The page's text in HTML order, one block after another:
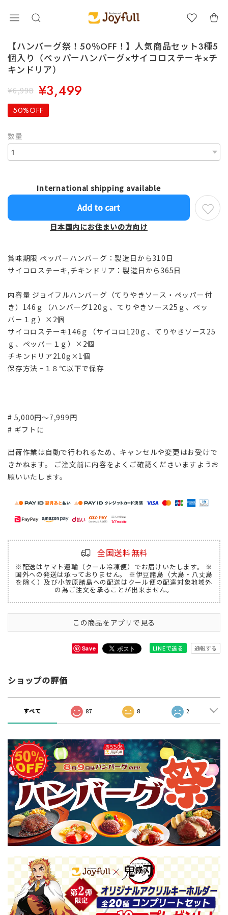
【ハンバーグ祭！50％OFF！】人気商品セット3種5
個入り（ペッパーハンバーグ×サイコロステーキ×チ
キンドリア）
¥6,998 ¥3,499
50%OFF
数量
International shipping available
Add to cart
日本国内にお住まいの方向け
賞味期限 ペッパーハンバーグ：製造日から310日
サイコロステーキ,チキンドリア：製造日から365日
内容量 ジョイフルハンバーグ（てりやきソース・ペッパー付
き）146ｇ（ハンバーグ120ｇ、てりやきソース25ｇ、ペッ
パー１ｇ）×2個
サイコロステーキ146ｇ（サイコロ120ｇ、てりやきソース25
ｇ、ペッパー１ｇ）×2個
チキンドリア210g×1個
保存方法 −１８℃以下で保存
# 5,000円～7,999円
# ギフトに
出荷作業は自動で行われるため、キャンセルや変更はお受けで
きかねます。 ご注文前に内容をよくご確認くださいますようお
願いいたします。
全国送料無料
※配送はヤマト運輸（クール冷凍便）でお届けいたします。 ※
国外への発送は承っておりません。 ※伊豆諸島（大島・八丈島
を除く）及び小笠原諸島への配送はクール便の配達対象地域外
の為ご注文を承ることが出来ません。
この商品をアプリで見る
Save LINEで送る 通報する
ショップの評価
すべて 87 8 2